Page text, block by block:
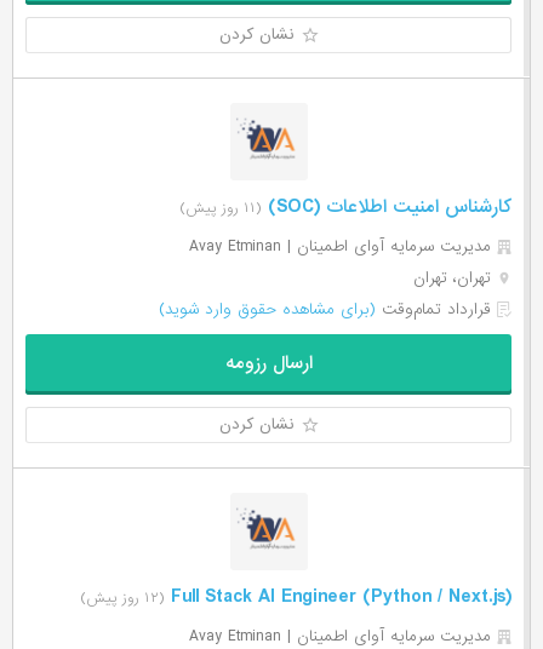
نشان کردن
کارشناس امنیت اطلاعات (SOC) (۱۱ روز پیش)
مدیریت سرمایه آوای اطمینان | Avay Etminan
تهران، تهران
قرارداد تمام‌وقت (برای مشاهده حقوق وارد شوید)
ارسال رزومه
نشان کردن
Full Stack AI Engineer (Python / Next.js) (۱۲ روز پیش)
مدیریت سرمایه آوای اطمینان | Avay Etminan